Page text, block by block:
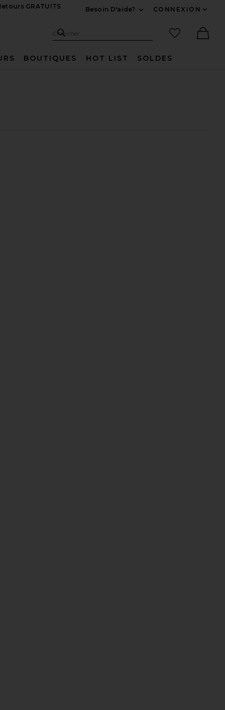
GRATUITS
Besoin D'aide?
CONNEXION
Recherche
Chercher
Articles
BOUTIQUES HOT LIST SOLDES